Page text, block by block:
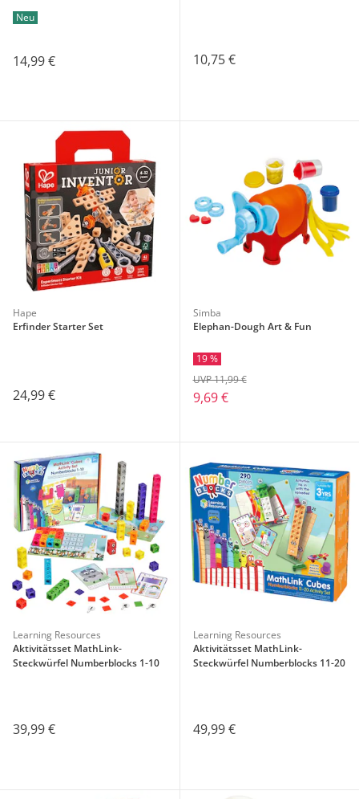
Neu
14,99 € 10,75 €
Hape
Erfinder Starter Set
24,99 €
Simba
Elephan-Dough Art & Fun
19 %
9,69 €
UVP 11,99 €
Learning Resources
Aktivitätsset MathLink-
Steckwürfel Numberblocks 1-10
39,99 €
Learning Resources
Aktivitätsset MathLink-
Steckwürfel Numberblocks 11-20
49,99 €